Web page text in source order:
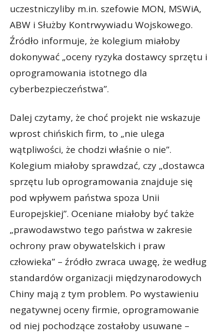
uczestniczyliby m.in. szefowie MON, MSWiA,
ABW i Służby Kontrwywiadu Wojskowego.
Źródło informuje, że kolegium miałoby
dokonywać „oceny ryzyka dostawcy sprzętu i
oprogramowania istotnego dla
cyberbezpieczeństwa”.
Dalej czytamy, że choć projekt nie wskazuje
wprost chińskich firm, to „nie ulega
wątpliwości, że chodzi właśnie o nie”.
Kolegium miałoby sprawdzać, czy „dostawca
sprzętu lub oprogramowania znajduje się
pod wpływem państwa spoza Unii
Europejskiej”. Oceniane miałoby być także
„prawodawstwo tego państwa w zakresie
ochrony praw obywatelskich i praw
człowieka” – źródło zwraca uwagę, że według
standardów organizacji międzynarodowych
Chiny mają z tym problem. Po wystawieniu
negatywnej oceny firmie, oprogramowanie
od niej pochodzące zostałoby usuwane –